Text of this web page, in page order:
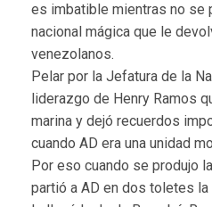
es imbatible mientras no se
nacional mágica que le
venezolanos.
Pelar por la Jefatura de la
liderazgo de Henry Ramos
marina y dejó recuerdos
cuando AD era una unidad
Por eso cuando se produjo
partió a AD en dos toletes